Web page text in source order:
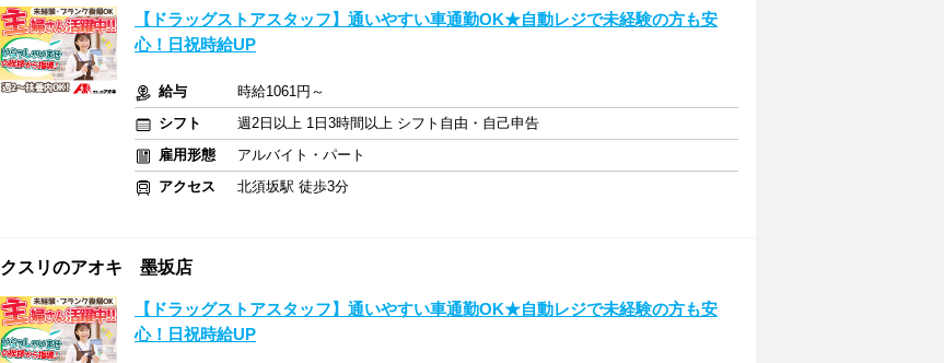
【ドラッグストアスタッフ】通いやすい車通勤OK★自動レジで未経験の方も安
心！日祝時給UP
給与
時給1061円～
シフト
週2日以上 1日3時間以上 シフト自由・自己申告
雇用形態
アルバイト・パート
アクセス
北須坂駅 徒歩3分
クスリのアオキ 墨坂店
【ドラッグストアスタッフ】通いやすい車通勤OK★自動レジで未経験の方も安
心！日祝時給UP